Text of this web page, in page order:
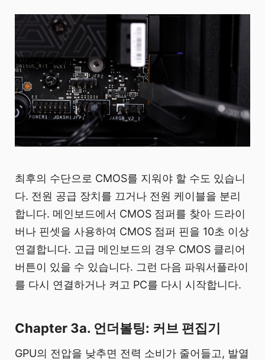
최후의 수단으로 CMOS를 지워야 할 수도 있습니
다. 전원 공급 장치를 끄거나 전원 케이블을 분리
합니다. 메인보드에서 CMOS 점퍼를 찾아 드라이
버나 핀셋을 사용하여 CMOS 점퍼 핀을 10초 이상
연결합니다. 고급 메인보드의 경우 CMOS 클리어
버튼이 있을 수 있습니다. 그런 다음 파워서플라이
를 다시 연결하거나 켜고 PC를 다시 시작합니다.
Chapter 3a. 언더볼팅: 커브 편집기
GPU의 전압을 낮추면 전력 소비가 줄어들고, 발열